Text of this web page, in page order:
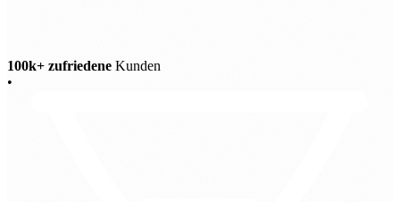
100k+ zufriedene Kunden
•